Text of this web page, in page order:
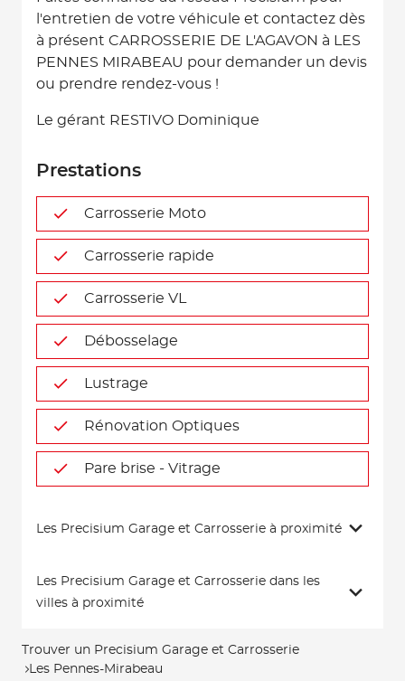
l'entretien de votre véhicule et contactez dès
à présent CARROSSERIE DE L'AGAVON à LES
PENNES MIRABEAU pour demander un devis
ou prendre rendez-vous !
Le gérant RESTIVO Dominique
Prestations
Carrosserie Moto
Carrosserie rapide
Carrosserie VL
Débosselage
Lustrage
Rénovation Optiques
Pare brise - Vitrage
Les Precisium Garage et Carrosserie à proximité
Les Precisium Garage et Carrosserie dans les
villes à proximité
Trouver un Precisium Garage et Carrosserie
Les Pennes-Mirabeau